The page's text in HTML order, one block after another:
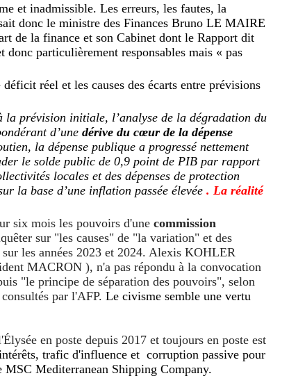
et inadmissible. Les erreurs, les fautes, la
donc le ministre des Finances Bruno LE MAIRE
de la finance et son Cabinet dont le Rapport dit
donc particulièrement responsables mais « pas
réel et les causes des écarts entre prévisions
prévision initiale, l’analyse de la dégradation du
d’unedérive du cœur de la dépense
la dépense publique a progressé nettement
le solde public de 0,9 point de PIB par rapport
locales et des dépenses de protection
la base d’une inflation passée élevée. La réalité
six mois les pouvoirs d'unecommission
sur "les causes" de "la variation" et des
les années 2023 et 2024. Alexis KOHLER
MACRON ), n'a pas répondu à la convocation
"le principe de séparation des pouvoirs", selon
par l'AFP. Le civisme semble une vertu
en poste depuis 2017 et toujours en poste est
, trafic d'influence et corruption passive pour
Mediterranean Shipping Company.